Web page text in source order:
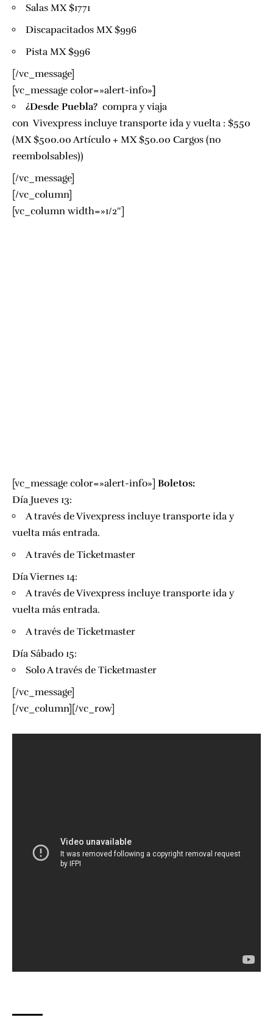
Salas MX $1771
Discapacitados MX $996
Pista MX $996
[/vc_message]
[vc_message color=»alert-info»]
¿Desde Puebla? compra y viaja
conVivexpress incluye transporte ida y vuelta : $550
(MX $500.00 Artículo + MX $50.00 Cargos (no
reembolsables))
[/vc_message]
[/vc_column]
[vc_column width=»1/2″]
[vc_message color=»alert-info»] Boletos:
Día Jueves 13:
A través deVivexpress incluye transporte ida y
vuelta más entrada.
A través de Ticketmaster
Día Viernes 14:
A través deVivexpress incluye transporte ida y
vuelta más entrada.
A través de Ticketmaster
Día Sábado 15:
Solo A través de Ticketmaster
[/vc_message]
[/vc_column][/vc_row]